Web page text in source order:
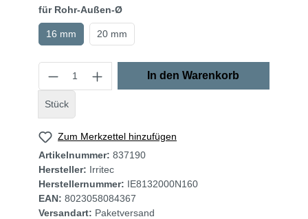
für Rohr-Außen-Ø
16 mm 20 mm
Stück
In den Warenkorb
Zum Merkzettel hinzufügen
Artikelnummer: 837190
Hersteller: Irritec
Herstellernummer: IE8132000N160
EAN: 8023058084367
Versandart: Paketversand